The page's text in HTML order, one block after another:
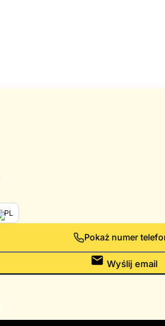
PL
Pokaż numer
Wyślij email